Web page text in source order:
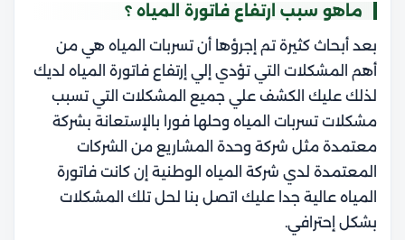
ماهو سبب ارتفاع فاتورة المياه ؟
بعد أبحاث كثيرة تم إجرؤها أن تسربات المياه هي من
أهم المشكلات التي تؤدي إلي إرتفاع فاتورة المياه لديك
لذلك عليك الكشف علي جميع المشكلات التي تسبب
مشكلات تسربات المياه وحلها فورا بالإستعانة بشركة
معتمدة مثل شركة وحدة المشاريع من الشركات
المعتمدة لدي شركة المياه الوطنية إن كانت فاتورة
المياه عالية جدا عليك اتصل بنا لحل تلك المشكلات
بشكل إحترافي.